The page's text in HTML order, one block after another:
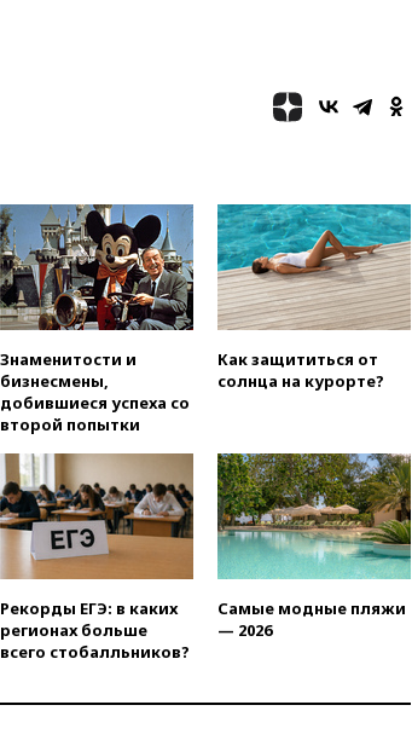
при падении деревьев во
вчера, 22:35Винисиус
продлил контракт с «Реалом»
до 2032 года
вчера, 22:28Отказаться от
российского гражданства
станет значительно дороже
вчера, 22:20 Путин назвал 76-ю
гвардейскую десантно-
штурмовую дивизию
вчера, 22:15Путин заслушал
доклад о ситуации на
добропольском направлении
вчера, 21:58 Генпрокуратура
признала нежелательным в
РФ американский Human
Rights Foundation
вчера, 21:35
и Геленджик
Знаменитости и
бизнесмены,
добившиеся успеха со
второй попытки
Как защититься от
солнца на курорте?
Рекорды ЕГЭ: в каких
регионах больше
всего стобалльников?
Самые модные пляжи
— 2026